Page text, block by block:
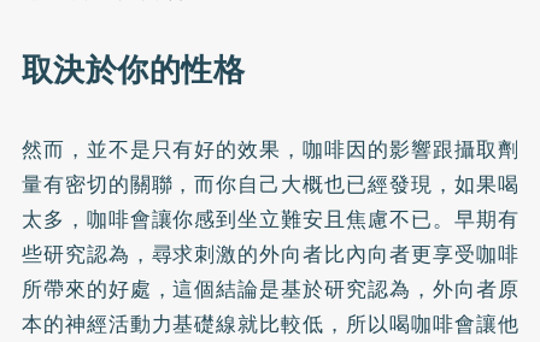
取決於你的性格
然而，並不是只有好的效果，咖啡因的影響跟攝取劑
量有密切的關聯，而你自己大概也已經發現，如果喝
太多，咖啡會讓你感到坐立難安且焦慮不已。早期有
些研究認為，尋求刺激的外向者比內向者更享受咖啡
所帶來的好處，這個結論是基於研究認為，外向者原
本的神經活動力基礎線就比較低，所以喝咖啡會讓他